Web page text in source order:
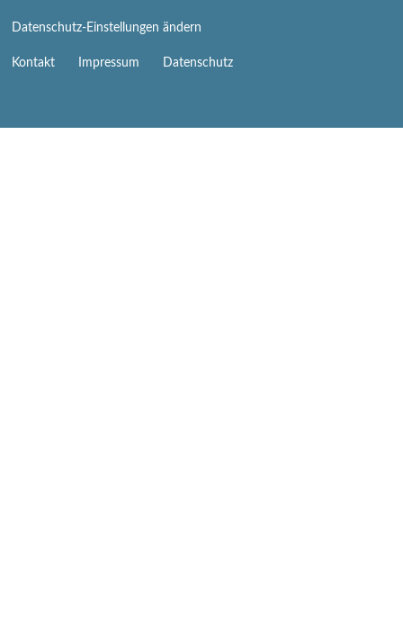
Datenschutz-Einstellungen ändern
Navigation
Kontakt Impressum Datenschutz